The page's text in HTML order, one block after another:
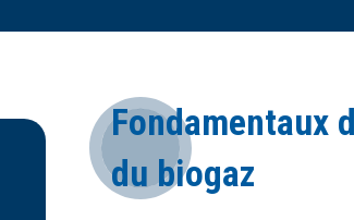
Fondamentaux
du biogaz